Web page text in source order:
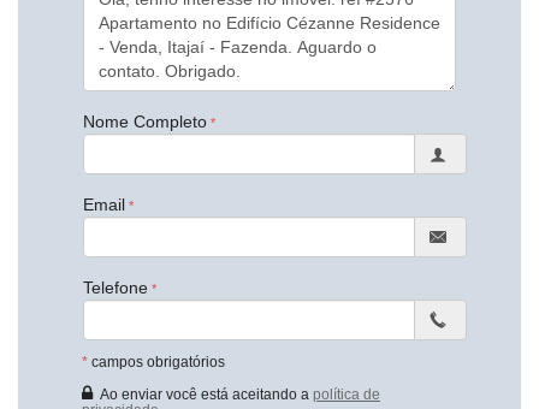
Área de Serviço
Dependência de Empregada
Estar Íntimo
Sala de Estar
Sala de Jantar
Espaço Gourmet
Suíte Master
Sala de Jogos
Nome Completo
Email
Telefone
* campos obrigatórios
Ao enviar você está aceitando a política de